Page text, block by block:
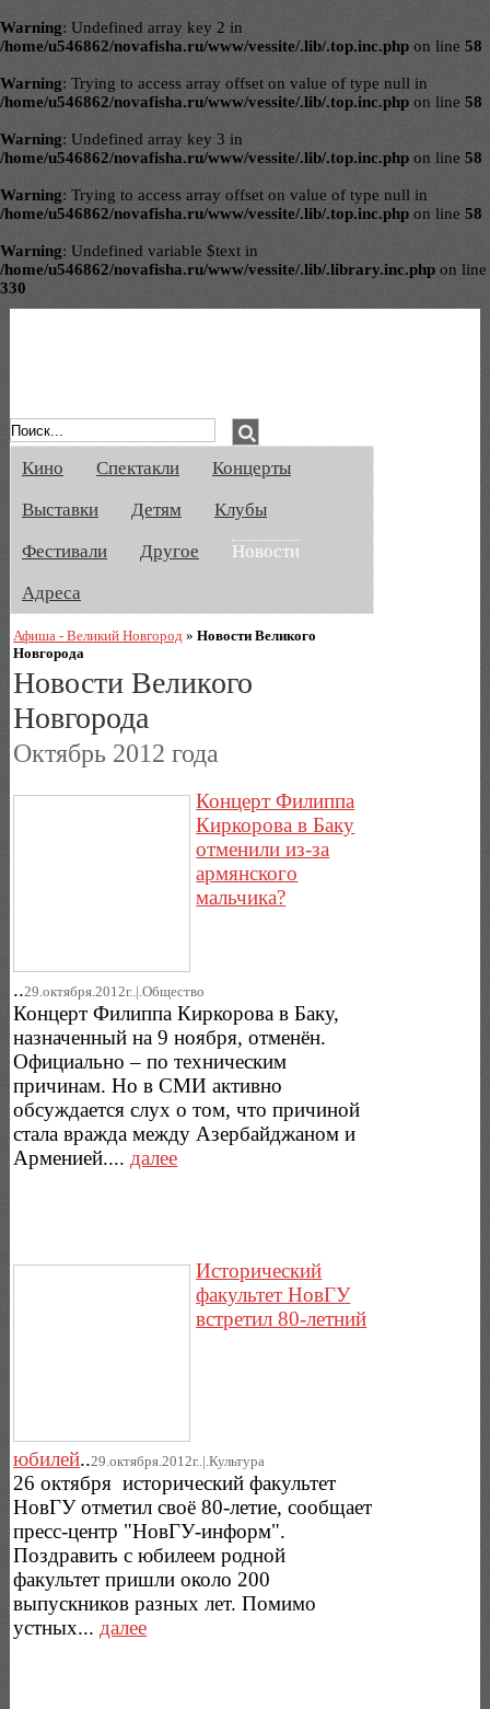
Warning: Undefined array key 2 in
/home/u546862/novafisha.ru/www/vessite/.lib/.top.inc.php on line 58
Warning: Trying to access array offset on value of type null in
/home/u546862/novafisha.ru/www/vessite/.lib/.top.inc.php on line 58
Warning: Undefined array key 3 in
/home/u546862/novafisha.ru/www/vessite/.lib/.top.inc.php on line 58
Warning: Trying to access array offset on value of type null in
/home/u546862/novafisha.ru/www/vessite/.lib/.top.inc.php on line 58
Warning: Undefined variable $text in
/home/u546862/novafisha.ru/www/vessite/.lib/.library.inc.php on line
330
Кино Спектакли
Концерты
Выставки
Детям
Клубы
Фестивали
Другое
Новости
Адреса
Афиша - Великий Новгород »Новости Великого
Новгорода
Новости Великого
Новгорода
Октябрь 2012 года
Концерт Филиппа
Киркорова в Баку
отменили из-за
армянского
мальчика?
..29.октября.2012г..|.Общество
Концерт Филиппа Киркорова в Баку,
назначенный на 9 ноября, отменён.
Официально – по техническим
причинам. Но в СМИ активно
обсуждается слух о том, что причиной
стала вражда между Азербайджаном и
Арменией.... далее
Исторический
факультет НовГУ
встретил 80-летний
юбилей..29.октября.2012г..|.Культура
26 октября исторический факультет
НовГУ отметил своё 80-летие, сообщает
пресс-центр "НовГУ-информ".
Поздравить с юбилеем родной
факультет пришли около 200
выпускников разных лет. Помимо
устных... далее